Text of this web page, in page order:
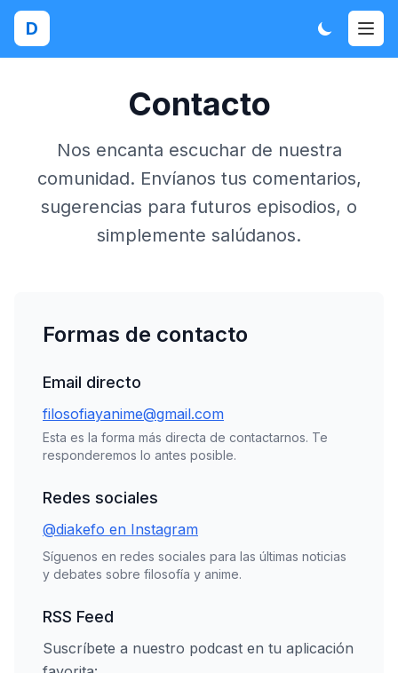
D
Contacto
Nos encanta escuchar de nuestra
comunidad. Envíanos tus comentarios,
sugerencias para futuros episodios, o
simplemente salúdanos.
Formas de contacto
Email directo
filosofiayanime@gmail.com
Esta es la forma más directa de contactarnos. Te
responderemos lo antes posible.
Redes sociales
@diakefo en Instagram
Síguenos en redes sociales para las últimas noticias
y debates sobre filosofía y anime.
RSS Feed
Suscríbete a nuestro podcast en tu aplicación